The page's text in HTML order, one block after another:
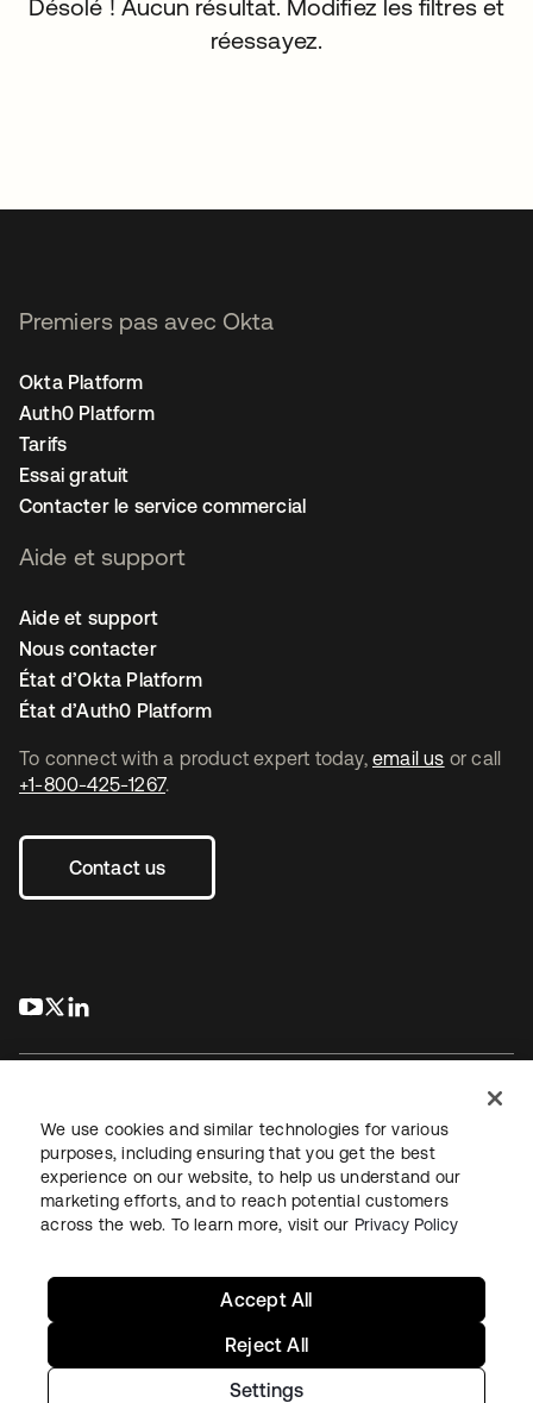
Désolé ! Aucun résultat. Modifiez les filtres et
réessayez.
To connect with a product expert today, email us or call
+1-800-425-1267.
Contact us
s’ouvre dans un nouvel onglet
s’ouvre dans un nouvel onglet
Premiers pas avec Okta
Okta Platform
Auth0 Platform
Tarifs
Essai gratuit
Contacter le service commercial
Aide et support
Aide et support
Nous contacter
État d’Okta Platform
État d’Auth0 Platform
JuridiquePolitique de confidentialité
Conditions d’utilisation du siteSécuritéPlan du site
Paramètres des cookies
We use cookies and similar technologies for various
purposes, including ensuring that you get the best
experience on our website, to help us understand our
marketing efforts, and to reach potential customers
across the web. To learn more, visit our Privacy Policy
Settings
Reject All
Accept All